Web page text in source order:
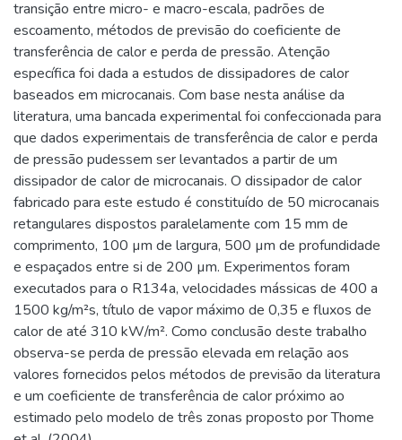
transição entre micro- e macro-escala, padrões de
escoamento, métodos de previsão do coeficiente de
transferência de calor e perda de pressão. Atenção
específica foi dada a estudos de dissipadores de calor
baseados em microcanais. Com base nesta análise da
literatura, uma bancada experimental foi confeccionada para
que dados experimentais de transferência de calor e perda
de pressão pudessem ser levantados a partir de um
dissipador de calor de microcanais. O dissipador de calor
fabricado para este estudo é constituído de 50 microcanais
retangulares dispostos paralelamente com 15 mm de
comprimento, 100 µm de largura, 500 µm de profundidade
e espaçados entre si de 200 µm. Experimentos foram
executados para o R134a, velocidades mássicas de 400 a
1500 kg/m²s, título de vapor máximo de 0,35 e fluxos de
calor de até 310 kW/m². Como conclusão deste trabalho
observa-se perda de pressão elevada em relação aos
valores fornecidos pelos métodos de previsão da literatura
e um coeficiente de transferência de calor próximo ao
estimado pelo modelo de três zonas proposto por Thome